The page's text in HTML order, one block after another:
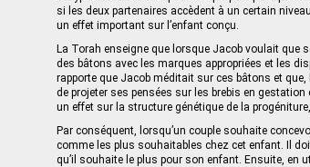
si les deux partenaires accèdent à un certain
un effet important sur l’enfant conçu.
La Torah enseigne que lorsque Jacob voulait que
des bâtons avec les marques appropriées et les
rapporte que Jacob méditait sur ces bâtons et
de projeter ses pensées sur les brebis en
un effet sur la structure génétique de la
Par conséquent, lorsqu’un couple souhaite
comme les plus souhaitables chez cet enfant. Il
qu’il souhaite le plus pour son enfant. Ensuite,